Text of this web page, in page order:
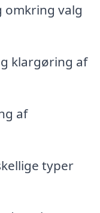
omkring valg
klargøring af
af
typer